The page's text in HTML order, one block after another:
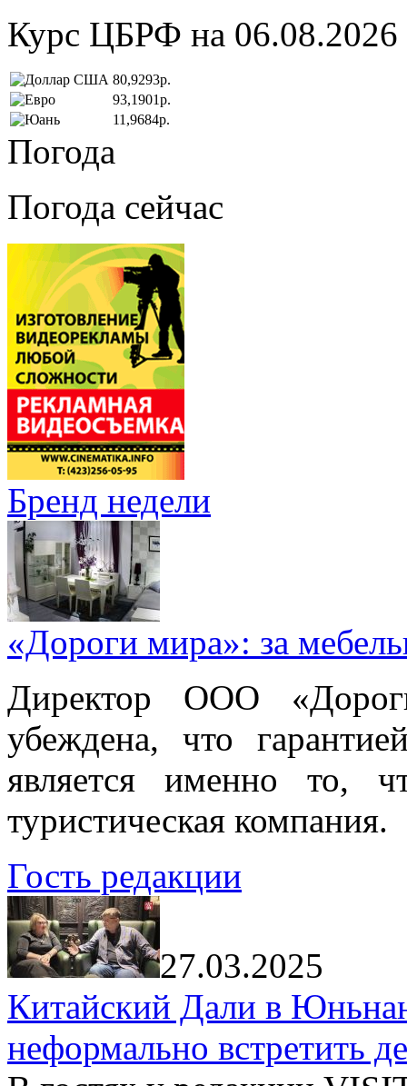
Курс ЦБРФ на 06.08.2026
80,9293р.
93,1901р.
11,9684р.
Погода
Погода сейчас
Бренд недели
«Дороги мира»: за
Директор ООО
убеждена, что
является именно то,
туристическая компания.
Гость редакции
27.03.2025
Китайский Дали в
неформально встретить